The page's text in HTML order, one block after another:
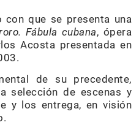
que se presenta una
Fábula cubana, ópera
Acosta presentada en
de su precedente,
selección de escenas y
y los entrega, en visión